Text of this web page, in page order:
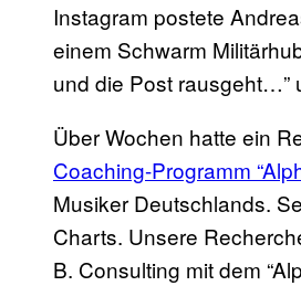
Instagram postete
einem Schwarm
und die Post rausgeht…”
Über Wochen hatte ein
Coaching-Programm
Musiker Deutschlands.
Charts. Unsere
B. Consulting mit dem